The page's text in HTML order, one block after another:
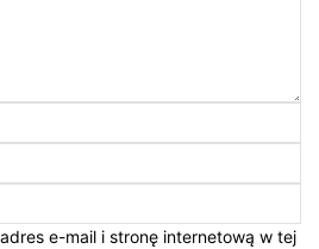
e-mail i stronę internetową w tej